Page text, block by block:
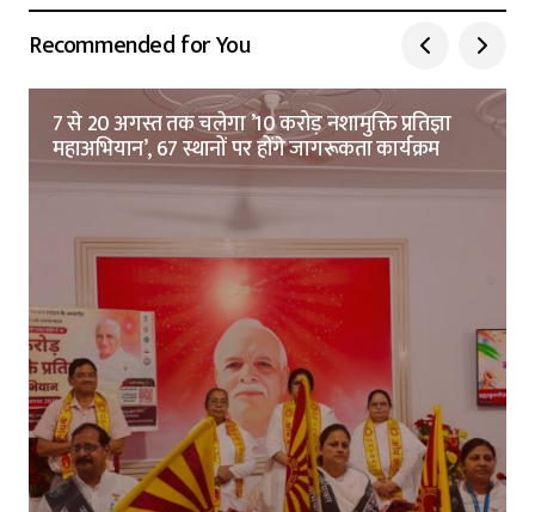
Recommended for You
7 से 20 अगस्त तक चलेगा ’10 करोड़ नशामुक्ति प्रतिज्ञा
महाअभियान’, 67 स्थानों पर होंगे जागरूकता कार्यक्रम